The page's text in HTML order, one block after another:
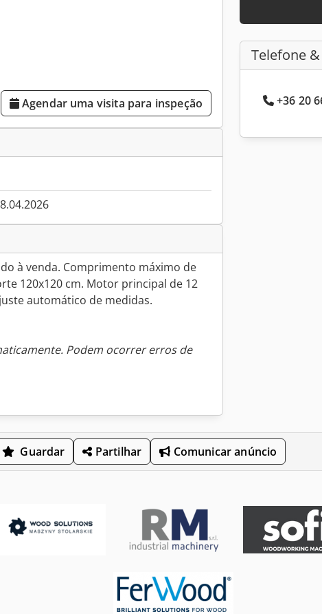
Agendar uma visita para inspeção
à venda. Comprimento máximo de
120x120 cm. Motor principal de 12
automático de medidas.
Podem ocorrer erros de
Telefone &
+36 20
Guardar Partilhar Comunicar anúncio